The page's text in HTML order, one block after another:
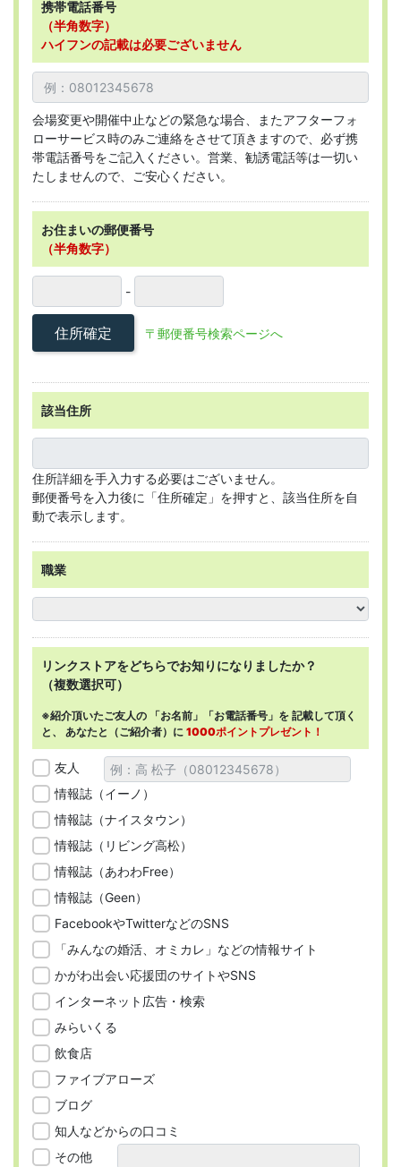
携帯電話番号
（半角数字）
ハイフンの記載は必要ございません
会場変更や開催中止などの緊急な場合、またアフターフォ
ローサービス時のみご連絡をさせて頂きますので、必ず携
帯電話番号をご記入ください。営業、勧誘電話等は一切い
たしませんので、ご安心ください。
お住まいの郵便番号
（半角数字）
-
住所確定 〒郵便番号検索ページへ
該当住所
住所詳細を手入力する必要はございません。
郵便番号を入力後に「住所確定」を押すと、該当住所を自
動で表示します。
職業
リンクストアをどちらでお知りになりましたか？
（複数選択可）
※紹介頂いたご友人の 「お名前」「お電話番号」を 記載して頂く
と、 あなたと（ご紹介者）に 1000ポイントプレゼント！
友人
情報誌（イーノ）
情報誌（ナイスタウン）
情報誌（リビング高松）
情報誌（あわわFree）
情報誌（Geen）
FacebookやTwitterなどのSNS
「みんなの婚活、オミカレ」などの情報サイト
かがわ出会い応援団のサイトやSNS
インターネット広告・検索
みらいくる
飲食店
ファイブアローズ
ブログ
知人などからの口コミ
その他